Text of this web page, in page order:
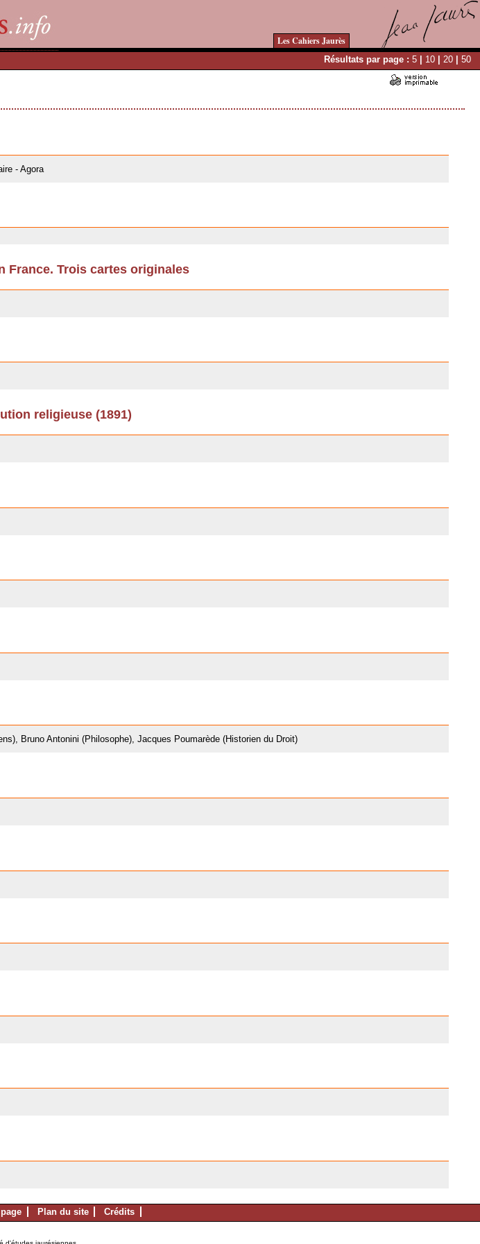
Les Cahiers Jaurès
Résultats par page : 5 | 10 | 20 | 50
- Agora
France. Trois cartes originales
religieuse (1891)
Bruno Antonini (Philosophe), Jacques Poumarède (Historien du Droit)
Plan du site Crédits